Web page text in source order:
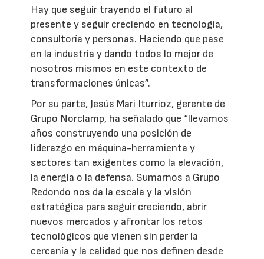
Hay que seguir trayendo el futuro al
presente y seguir creciendo en tecnología,
consultoría y personas. Haciendo que pase
en la industria y dando todos lo mejor de
nosotros mismos en este contexto de
transformaciones únicas”.
Por su parte, Jesús Mari Iturrioz, gerente de
Grupo Norclamp, ha señalado que “llevamos
años construyendo una posición de
liderazgo en máquina-herramienta y
sectores tan exigentes como la elevación,
la energía o la defensa. Sumarnos a Grupo
Redondo nos da la escala y la visión
estratégica para seguir creciendo, abrir
nuevos mercados y afrontar los retos
tecnológicos que vienen sin perder la
cercanía y la calidad que nos definen desde